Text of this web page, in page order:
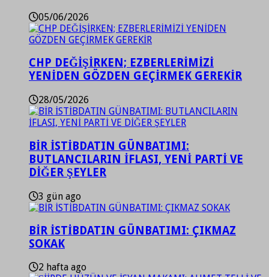
05/06/2026
CHP DEĞİŞİRKEN; EZBERLERİMİZİ
YENİDEN GÖZDEN GEÇİRMEK GEREKİR
28/05/2026
BİR İSTİBDATIN GÜNBATIMI:
BUTLANCILARIN İFLASI, YENİ PARTİ VE
DİĞER ŞEYLER
3 gün ago
BİR İSTİBDATIN GÜNBATIMI: ÇIKMAZ
SOKAK
2 hafta ago